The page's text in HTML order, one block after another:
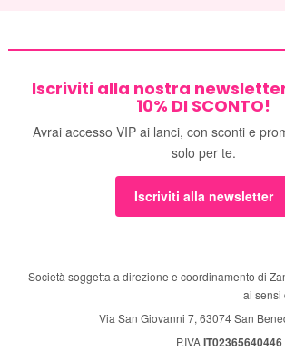
Iscriviti alla nostra
10% DI SCONTO!
Avrai accesso VIP ai lanci, con sconti e
solo per te.
Iscriviti alla newsletter
Società soggetta a direzione e coordinamento di
ai sensi
Via San Giovanni 7, 63074 San
P.IVAIT02365640446